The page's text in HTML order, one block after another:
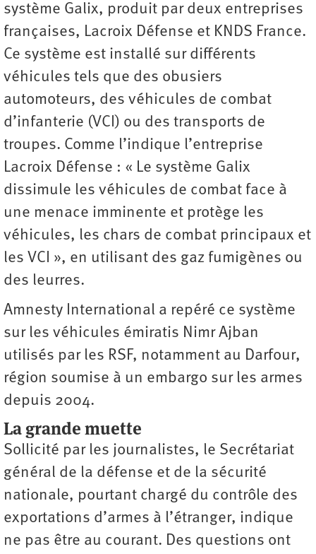
système Galix, produit par deux entreprises
françaises, Lacroix Défense et KNDS France.
Ce système est installé sur différents
véhicules tels que des obusiers
automoteurs, des véhicules de combat
d’infanterie (VCI) ou des transports de
troupes. Comme l’indique l’entreprise
Lacroix Défense : « Le système Galix
dissimule les véhicules de combat face à
une menace imminente et protège les
véhicules, les chars de combat principaux et
les VCI », en ­utilisant des gaz fumigènes ou
des leurres.
Amnesty International a repéré ce système
sur les véhicules émiratis Nimr Ajban
utilisés par les RSF, notamment au Darfour,
région soumise à un embargo sur les armes
depuis 2004.
La grande muette
Sollicité par les journalistes, le Secrétariat
général de la défense et de la sécurité
nationale, pourtant chargé du contrôle des
exportations d’armes à l’étranger, indique
ne pas être au courant. Des questions ont